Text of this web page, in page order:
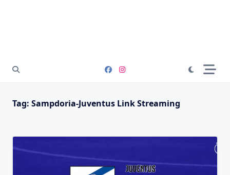
Tag: Sampdoria-Juventus Link Streaming